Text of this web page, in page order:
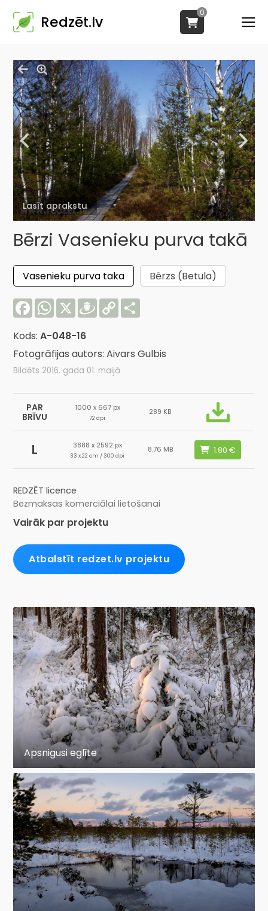
Redzēt.lv
0
Lasīt aprakstu
Bērzi Vasenieku purva takā
Vasenieku purva taka
Bērzs (Betula)
FacebookWhatsApp
X Draugiem
Copy
Link
Kods:A-048-16
Fotogrāfijas autors: Aivars Gulbis
Bildēts 2016. gada 01. maijā
PAR
BRĪVU
1000 x 667 px
72 dpi
289 KB
L 3888 x 2592 px
33 x 22 cm / 300 dpi
8.76 MB
REDZĒT licence
Bezmaksas komerciālai lietošanai
Vairāk par projektu
Atbalstīt redzet.lv projektu
Apsnigusi eglīte